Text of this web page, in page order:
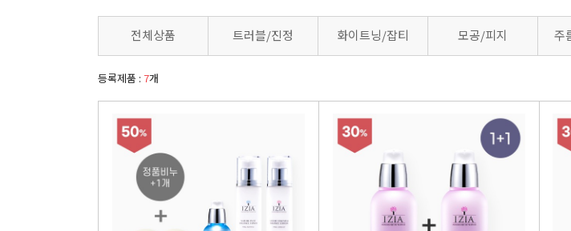
전체상품 트러블/진정 화이트닝/잡티 모공/피지 주
등록제품 : 7개